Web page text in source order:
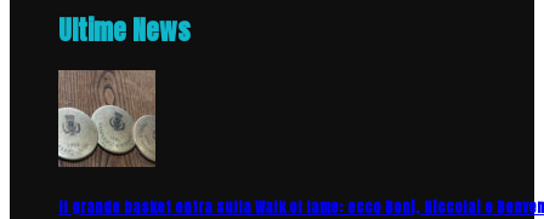
Ultime News
Il grande basket entra sulla Walk of fame: ecco Boni, Niccolai e